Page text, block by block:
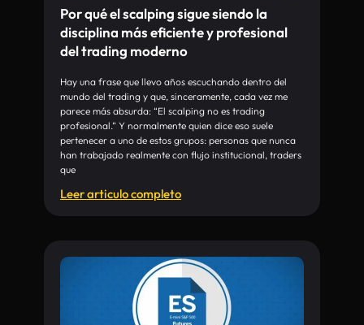
Por qué el scalping sigue siendo la
disciplina más eficiente y profesional
del trading moderno
Hay una frase que llevo años escuchando dentro del
mundo del trading y que, sinceramente, cada vez me
parece más absurda: “El scalping no es trading
profesional.” Y normalmente quien dice eso suele
pertenecer a uno de estos grupos: personas que nunca
han trabajado realmente con flujo institucional, traders
que
Leer articulo completo